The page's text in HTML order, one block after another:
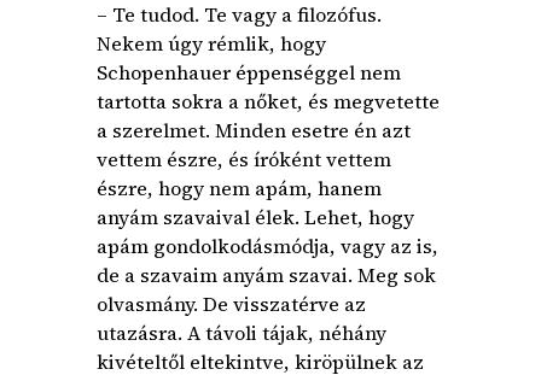
– Te tudod. Te vagy a filozófus.
Nekem úgy rémlik, hogy
Schopenhauer éppenséggel nem
tartotta sokra a nőket, és megvetette
a szerelmet. Minden esetre én azt
vettem észre, és íróként vettem
észre, hogy nem apám, hanem
anyám szavaival élek. Lehet, hogy
apám gondolkodásmódja, vagy az is,
de a szavaim anyám szavai. Meg sok
olvasmány. De visszatérve az
utazásra. A távoli tájak, néhány
kivételtől eltekintve, kiröpülnek az